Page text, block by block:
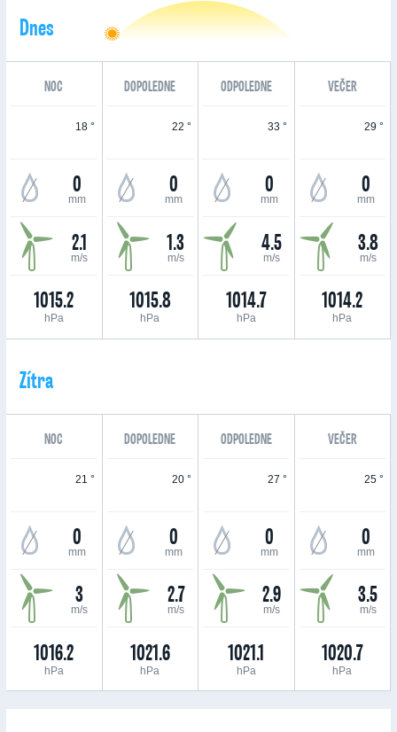
Dnes
NOC DOPOLEDNE ODPOLEDNE VEČER
18 °
0
mm
2.1
m/s
1015.2
hPa
22 °
0
mm
1.3
m/s
1015.8
hPa
33 °
0
mm
4.5
m/s
1014.7
hPa
29 °
0
mm
3.8
m/s
1014.2
hPa
Zítra
NOC DOPOLEDNE ODPOLEDNE VEČER
21 °
0
mm
3
m/s
1016.2
hPa
20 °
0
mm
2.7
m/s
1021.6
hPa
27 °
0
mm
2.9
m/s
1021.1
hPa
25 °
0
mm
3.5
m/s
1020.7
hPa